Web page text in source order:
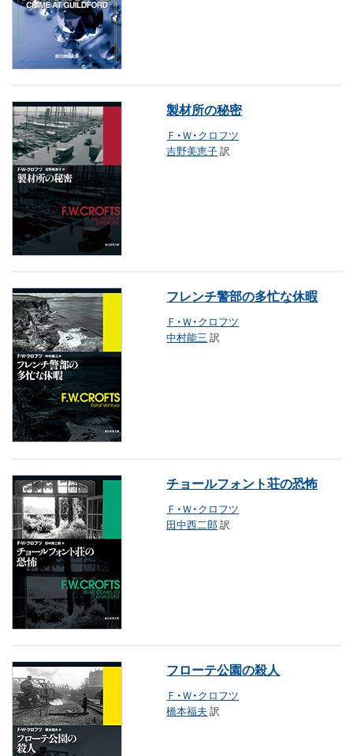
製材所の秘密
Ｆ・Ｗ・クロフツ
吉野美恵子訳
フレンチ警部の多忙な休暇
Ｆ・Ｗ・クロフツ
中村能三 訳
チョールフォント荘の恐怖
Ｆ・Ｗ・クロフツ
田中西二郎訳
フローテ公園の殺人
Ｆ・Ｗ・クロフツ
橋本福夫 訳